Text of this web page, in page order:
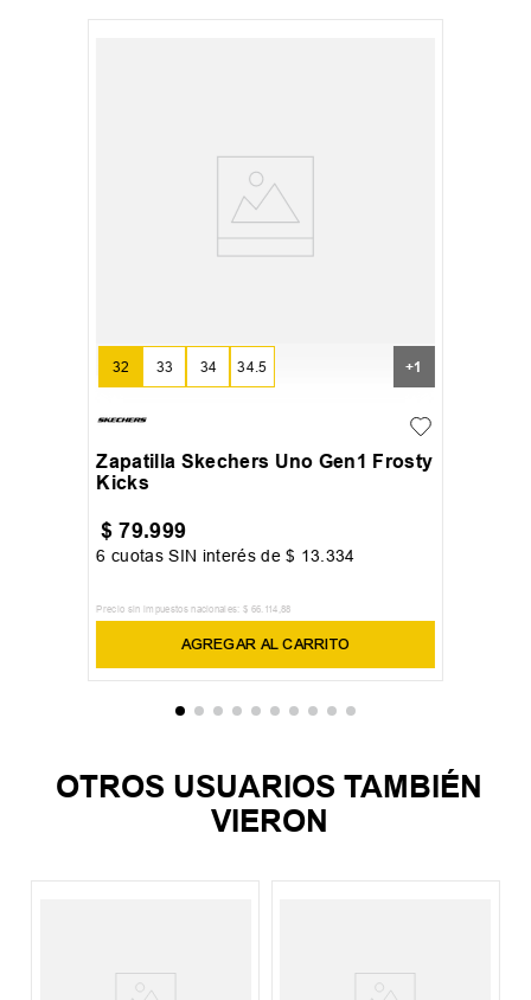
32 33 34 34.5 +1
Zapatilla Skechers Uno Gen1 Frosty
Kicks
$ 79.999
6 cuotas SIN interés de$ 13.334
Precio sin impuestos nacionales: $ 66. 114 ,88
AGREGAR AL CARRITO
OTROS USUARIOS TAMBIÉN
VIERON